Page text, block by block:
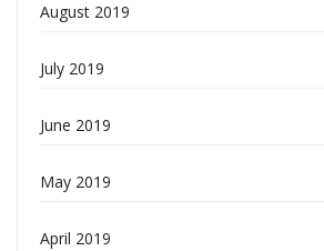
August 2019
July 2019
June 2019
May 2019
April 2019